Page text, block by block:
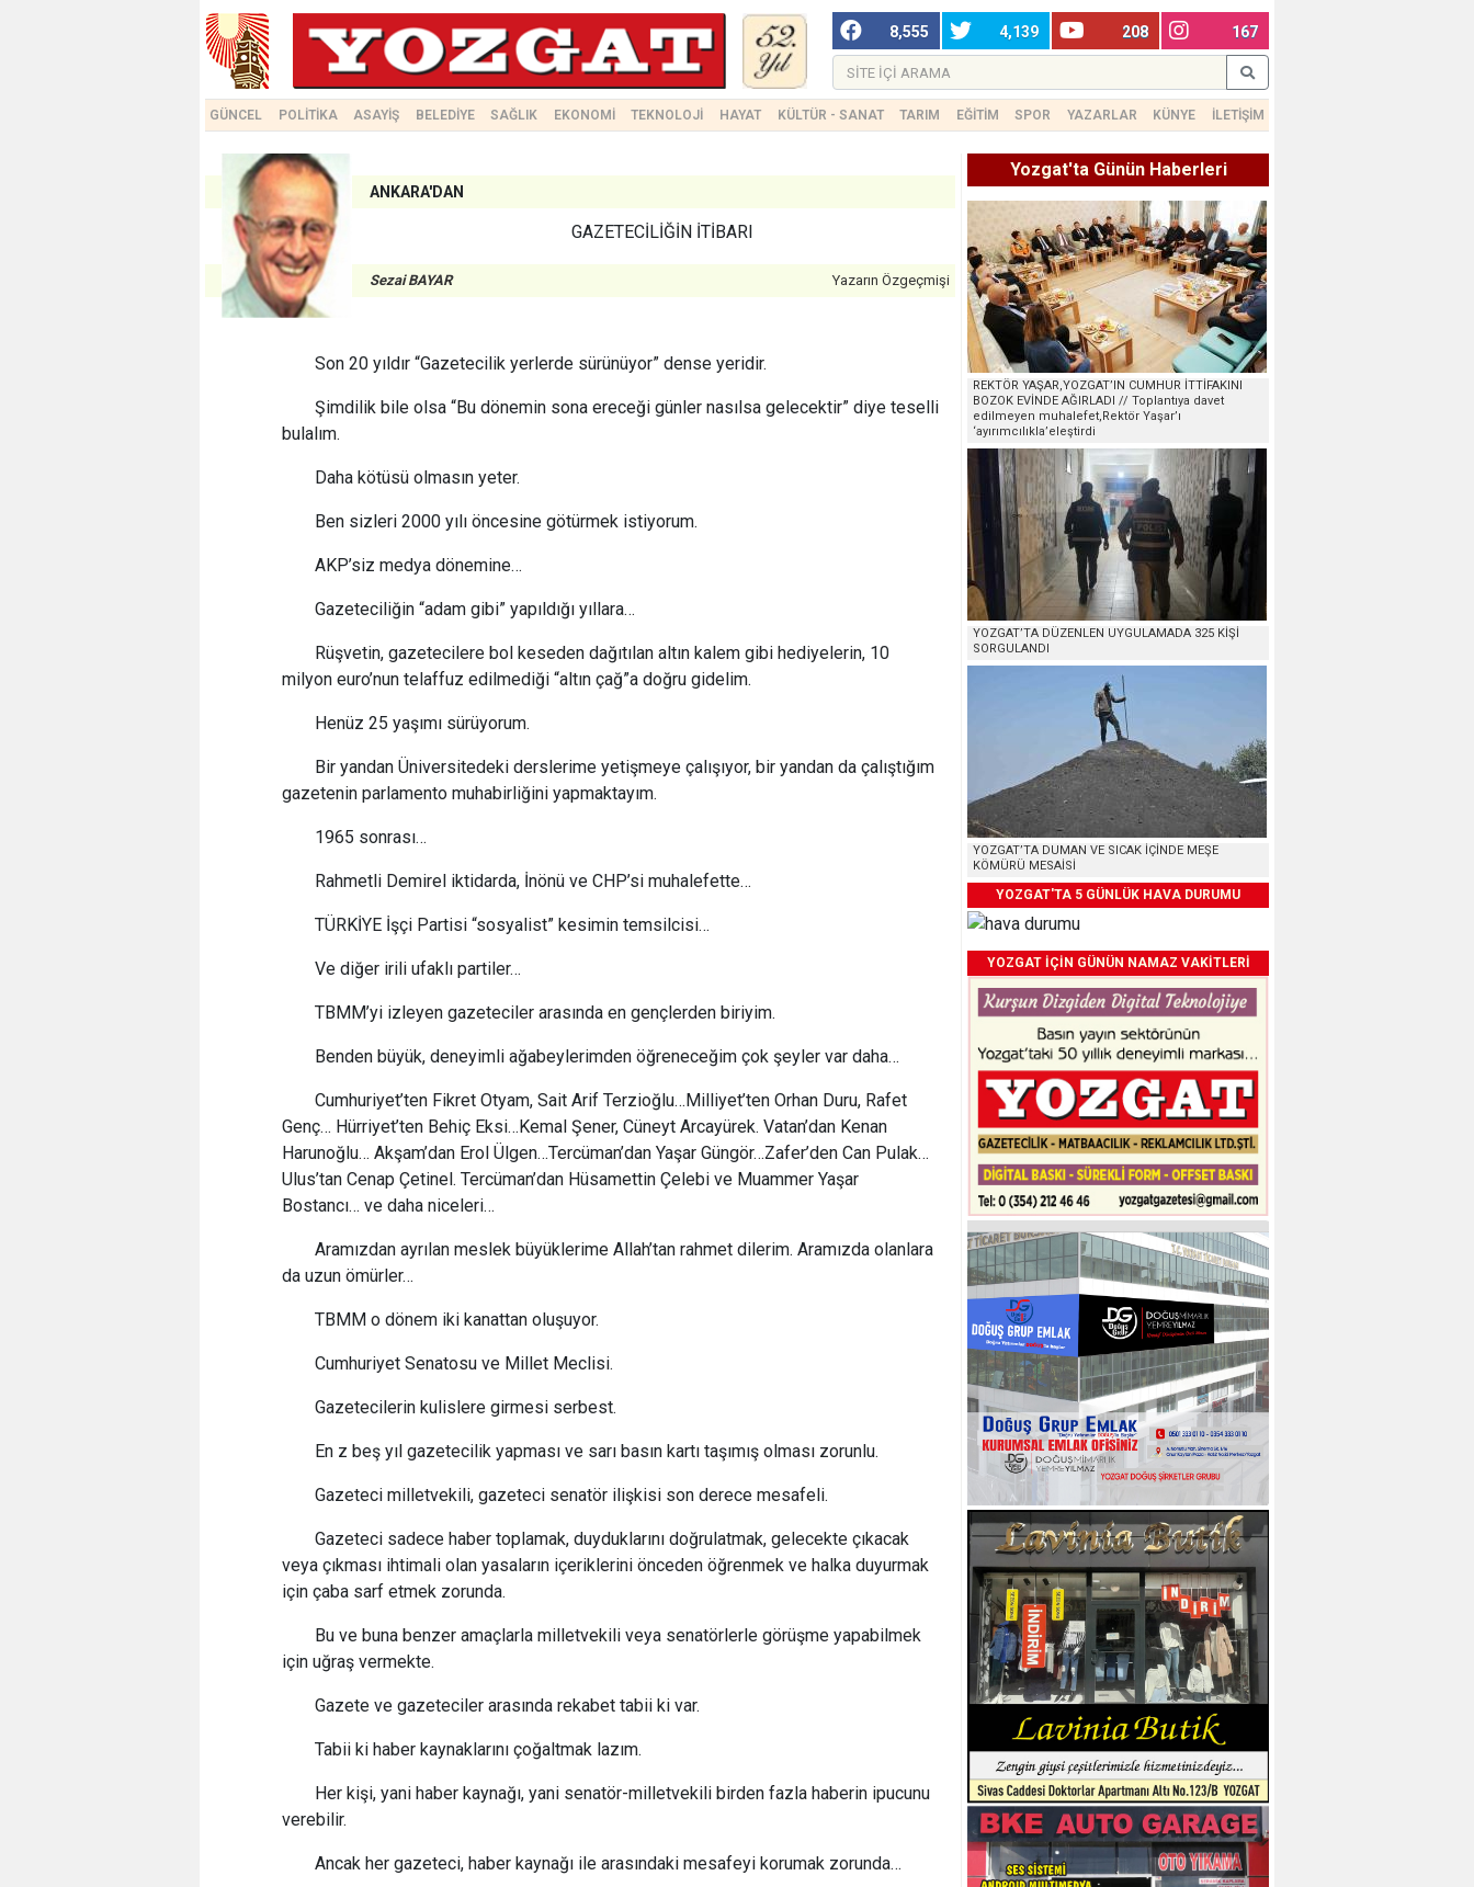
8,555 4,139 208 167
GÜNCEL POLİTİKA ASAYİŞ BELEDİYE SAĞLIK EKONOMİ TEKNOLOJİ HAYAT KÜLTÜR - SANAT TARIM EĞİTİM SPOR YAZARLAR KÜNYE İLETİŞİM
ANKARA'DAN
GAZETECİLİĞİN İTİBARI
Sezai BAYAR Yazarın Özgeçmişi
Son 20 yıldır “Gazetecilik yerlerde sürünüyor” dense yeridir.
Şimdilik bile olsa “Bu dönemin sona ereceği günler nasılsa gelecektir” diye teselli
bulalım.
Daha kötüsü olmasın yeter.
Ben sizleri 2000 yılı öncesine götürmek istiyorum.
AKP’siz medya dönemine…
Gazeteciliğin “adam gibi” yapıldığı yıllara…
Rüşvetin, gazetecilere bol keseden dağıtılan altın kalem gibi hediyelerin, 10
milyon euro’nun telaffuz edilmediği “altın çağ”a doğru gidelim.
Henüz 25 yaşımı sürüyorum.
Bir yandan Üniversitedeki derslerime yetişmeye çalışıyor, bir yandan da çalıştığım
gazetenin parlamento muhabirliğini yapmaktayım.
1965 sonrası…
Rahmetli Demirel iktidarda, İnönü ve CHP’si muhalefette…
TÜRKİYE İşçi Partisi “sosyalist” kesimin temsilcisi…
Ve diğer irili ufaklı partiler…
TBMM’yi izleyen gazeteciler arasında en gençlerden biriyim.
Benden büyük, deneyimli ağabeylerimden öğreneceğim çok şeyler var daha…
Cumhuriyet’ten Fikret Otyam, Sait Arif Terzioğlu…Milliyet’ten Orhan Duru, Rafet
Genç… Hürriyet’ten Behiç Eksi…Kemal Şener, Cüneyt Arcayürek. Vatan’dan Kenan
Harunoğlu… Akşam’dan Erol Ülgen…Tercüman’dan Yaşar Güngör…Zafer’den Can Pulak…
Ulus’tan Cenap Çetinel. Tercüman’dan Hüsamettin Çelebi ve Muammer Yaşar
Bostancı… ve daha niceleri…
Aramızdan ayrılan meslek büyüklerime Allah’tan rahmet dilerim. Aramızda olanlara
da uzun ömürler…
TBMM o dönem iki kanattan oluşuyor.
Cumhuriyet Senatosu ve Millet Meclisi.
Gazetecilerin kulislere girmesi serbest.
En z beş yıl gazetecilik yapması ve sarı basın kartı taşımış olması zorunlu.
Gazeteci milletvekili, gazeteci senatör ilişkisi son derece mesafeli.
Gazeteci sadece haber toplamak, duyduklarını doğrulatmak, gelecekte çıkacak
veya çıkması ihtimali olan yasaların içeriklerini önceden öğrenmek ve halka duyurmak
için çaba sarf etmek zorunda.
Bu ve buna benzer amaçlarla milletvekili veya senatörlerle görüşme yapabilmek
için uğraş vermekte.
Gazete ve gazeteciler arasında rekabet tabii ki var.
Tabii ki haber kaynaklarını çoğaltmak lazım.
Her kişi, yani haber kaynağı, yani senatör-milletvekili birden fazla haberin ipucunu
verebilir.
Ancak her gazeteci, haber kaynağı ile arasındaki mesafeyi korumak zorunda…
Yozgat'ta Günün Haberleri
REKTÖR YAŞAR,YOZGAT’IN CUMHUR İTTİFAKINI
BOZOK EVİNDE AĞIRLADI // Toplantıya davet
edilmeyen muhalefet,Rektör Yaşar’ı
‘ayırımcılıkla’eleştirdi
YOZGAT’TA DÜZENLEN UYGULAMADA 325 KİŞİ
SORGULANDI
YOZGAT’TA DUMAN VE SICAK İÇİNDE MEŞE
KÖMÜRÜ MESAİSİ
YOZGAT'TA 5 GÜNLÜK HAVA DURUMU
YOZGAT İÇİN GÜNÜN NAMAZ VAKİTLERİ